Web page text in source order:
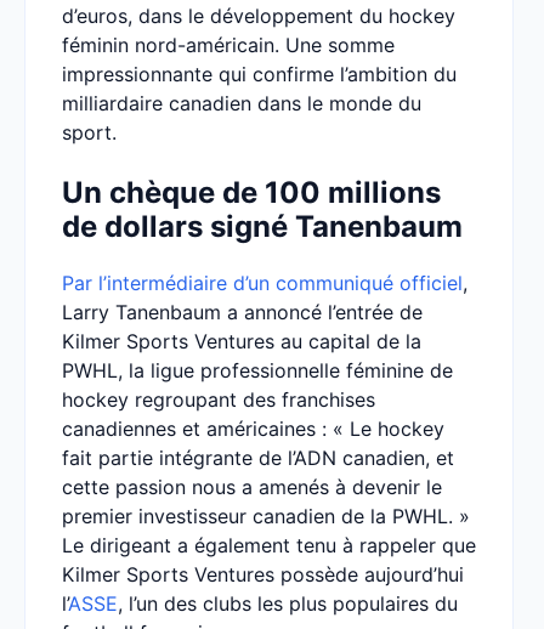
d’euros, dans le développement du hockey
féminin nord-américain. Une somme
impressionnante qui confirme l’ambition du
milliardaire canadien dans le monde du
sport.
Un chèque de 100 millions
de dollars signé Tanenbaum
Par l’intermédiaire d’un communiqué officiel,
Larry Tanenbaum a annoncé l’entrée de
Kilmer Sports Ventures au capital de la
PWHL, la ligue professionnelle féminine de
hockey regroupant des franchises
canadiennes et américaines : « Le hockey
fait partie intégrante de l’ADN canadien, et
cette passion nous a amenés à devenir le
premier investisseur canadien de la PWHL. »
Le dirigeant a également tenu à rappeler que
Kilmer Sports Ventures possède aujourd’hui
l’ASSE, l’un des clubs les plus populaires du